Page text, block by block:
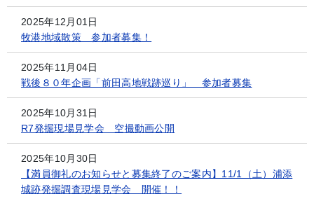
2025年12月01日
牧港地域散策 参加者募集！
2025年11月04日
戦後８０年企画「前田高地戦跡巡り」 参加者募集
2025年10月31日
R7発掘現場見学会 空撮動画公開
2025年10月30日
【満員御礼のお知らせと募集終了のご案内】11/1（土）浦添
城跡発掘調査現場見学会 開催！！